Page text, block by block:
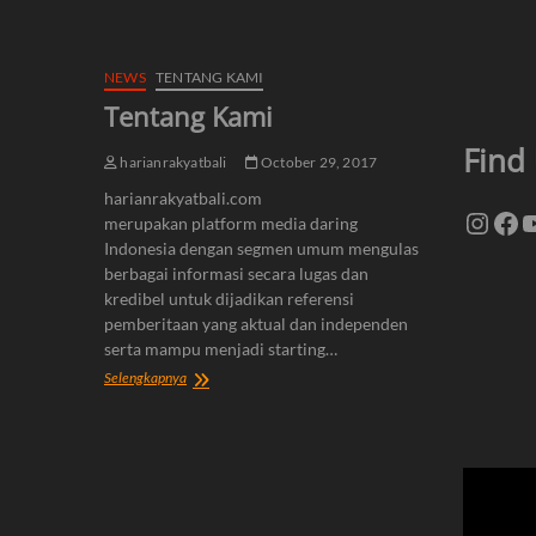
NEWS TENTANG KAMI
Tentang Kami
harianrakyatbali October 29, 2017
harianrakyatbali.com
merupakan platform media daring
Indonesia dengan segmen umum mengulas
berbagai informasi secara lugas dan
kredibel untuk dijadikan referensi
pemberitaan yang aktual dan independen
serta mampu menjadi starting…
SelengkapnyaTentang
Find